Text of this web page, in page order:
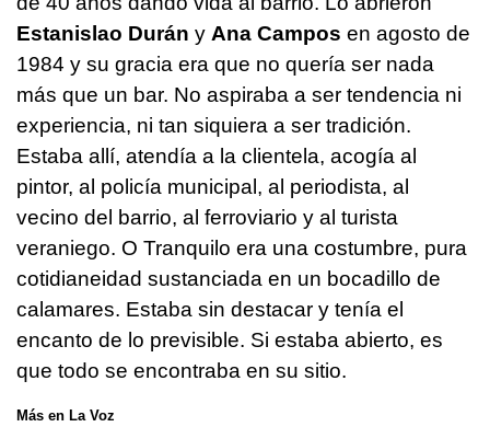
Estanislao Durán y Ana Campos en agosto de
1984 y su gracia era que no quería ser nada
más que un bar. No aspiraba a ser tendencia ni
experiencia, ni tan siquiera a ser tradición.
Estaba allí, atendía a la clientela, acogía al
pintor, al policía municipal, al periodista, al
vecino del barrio, al ferroviario y al turista
veraniego. O Tranquilo era una costumbre, pura
cotidianeidad sustanciada en un bocadillo de
calamares. Estaba sin destacar y tenía el
encanto de lo previsible. Si estaba abierto, es
que todo se encontraba en su sitio.
Más en La Voz